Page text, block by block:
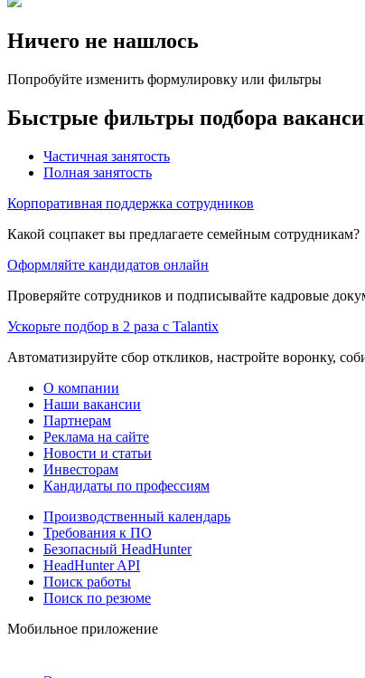
Ничего не нашлось
Попробуйте изменить формулировку или фильтры
Быстрые фильтры подбора
Частичная занятость
Полная занятость
Корпоративная поддержка сотрудников
Какой соцпакет вы предлагаете семейным сотрудникам?
Оформляйте кандидатов онлайн
Проверяйте сотрудников и подписывайте кадровые
Ускорьте подбор в 2 раза с Talantix
Автоматизируйте сбор откликов, настройте воронку,
О компании
Наши вакансии
Партнерам
Реклама на сайте
Новости и статьи
Инвесторам
Кандидаты по профессиям
Производственный календарь
Требования к ПО
Безопасный HeadHunter
HeadHunter API
Поиск работы
Поиск по резюме
Мобильное приложение